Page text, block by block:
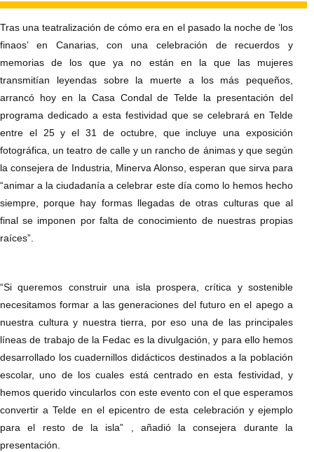
Tras una teatralización de cómo era en el pasado la noche de ‘los
finaos’ en Canarias, con una celebración de recuerdos y
memorias de los que ya no están en la que las mujeres
transmitían leyendas sobre la muerte a los más pequeños,
arrancó hoy en la Casa Condal de Telde la presentación del
programa dedicado a esta festividad que se celebrará en Telde
entre el 25 y el 31 de octubre, que incluye una exposición
fotográfica, un teatro de calle y un rancho de ánimas y que según
la consejera de Industria, Minerva Alonso, esperan que sirva para
“animar a la ciudadanía a celebrar este día como lo hemos hecho
siempre, porque hay formas llegadas de otras culturas que al
final se imponen por falta de conocimiento de nuestras propias
raíces”.
“Si queremos construir una isla prospera, crítica y sostenible
necesitamos formar a las generaciones del futuro en el apego a
nuestra cultura y nuestra tierra, por eso una de las principales
líneas de trabajo de la Fedac es la divulgación, y para ello hemos
desarrollado los cuadernillos didácticos destinados a la población
escolar, uno de los cuales está centrado en esta festividad, y
hemos querido vincularlos con este evento con el que esperamos
convertir a Telde en el epicentro de esta celebración y ejemplo
para el resto de la isla” , añadió la consejera durante la
presentación.